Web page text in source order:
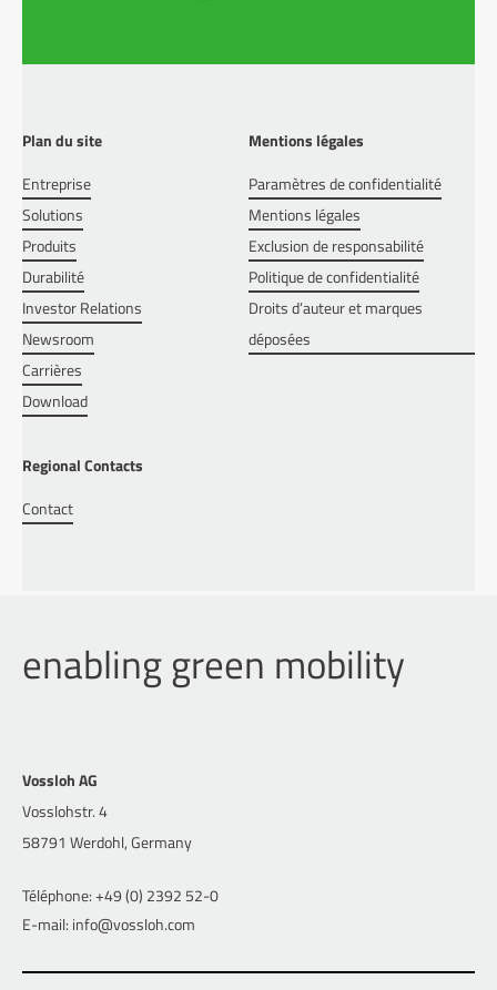
Plan du site
Entreprise
Solutions
Produits
Durabilité
Investor Relations
Newsroom
Carrières
Download
Mentions légales
Paramètres de confidentialité
Mentions légales
Exclusion de responsabilité
Politique de confidentialité
Droits d’auteur et marques
déposées
Regional Contacts
Contact
enabling green mobility
Vossloh AG
Vosslohstr. 4
58791 Werdohl, Germany
Téléphone: +49 (0) 2392 52-0
E-mail: info@vossloh.com